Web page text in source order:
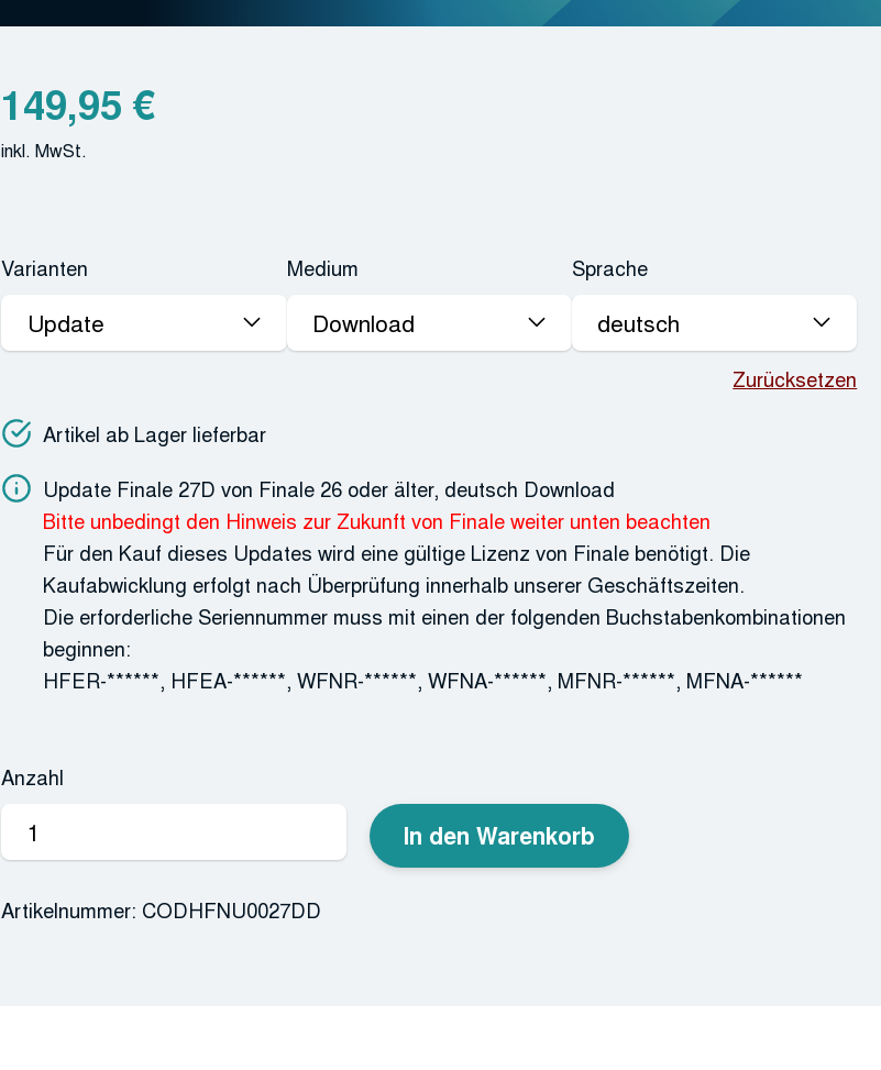
149,95€
inkl. MwSt.
Varianten Medium Sprache
Zurücksetzen
Artikel ab Lager lieferbar
Update Finale 27D von Finale 26 oder älter, deutsch Download
Bitte unbedingt den Hinweis zur Zukunft von Finale weiter unten beachten
Für den Kauf dieses Updates wird eine gültige Lizenz von Finale benötigt. Die
Kaufabwicklung erfolgt nach Überprüfung innerhalb unserer Geschäftszeiten.
Die erforderliche Seriennummer muss mit einen der folgenden Buchstabenkombinationen
beginnen:
HFER-******, HFEA-******, WFNR-******, WFNA-******, MFNR-******, MFNA-******
Anzahl
Finale
v27
In den Warenkorb
Artikelnummer: CODHFNU0027DD